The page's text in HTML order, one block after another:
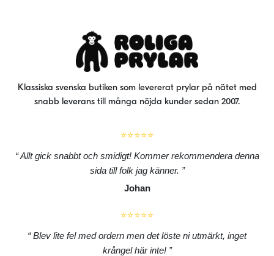
produktsidan
Klassiska svenska butiken som levererat prylar på nätet med
snabb leverans till många nöjda kunder sedan 2007.
⭐⭐⭐⭐⭐
Allt gick snabbt och smidigt! Kommer rekommendera denna
sida till folk jag känner.
Johan
⭐⭐⭐⭐⭐
Blev lite fel med ordern men det löste ni utmärkt, inget
krångel här inte!